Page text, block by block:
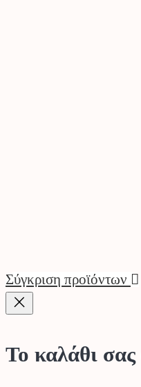
Σύγκριση προϊόντων
Το καλάθι σας